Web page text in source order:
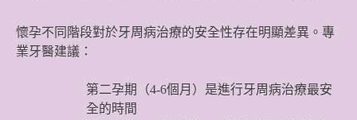
懷孕不同階段對於牙周病治療的安全性存在明顯差異。專
業牙醫建議：
第二孕期（4-6個月）是進行牙周病治療最安
全的時間